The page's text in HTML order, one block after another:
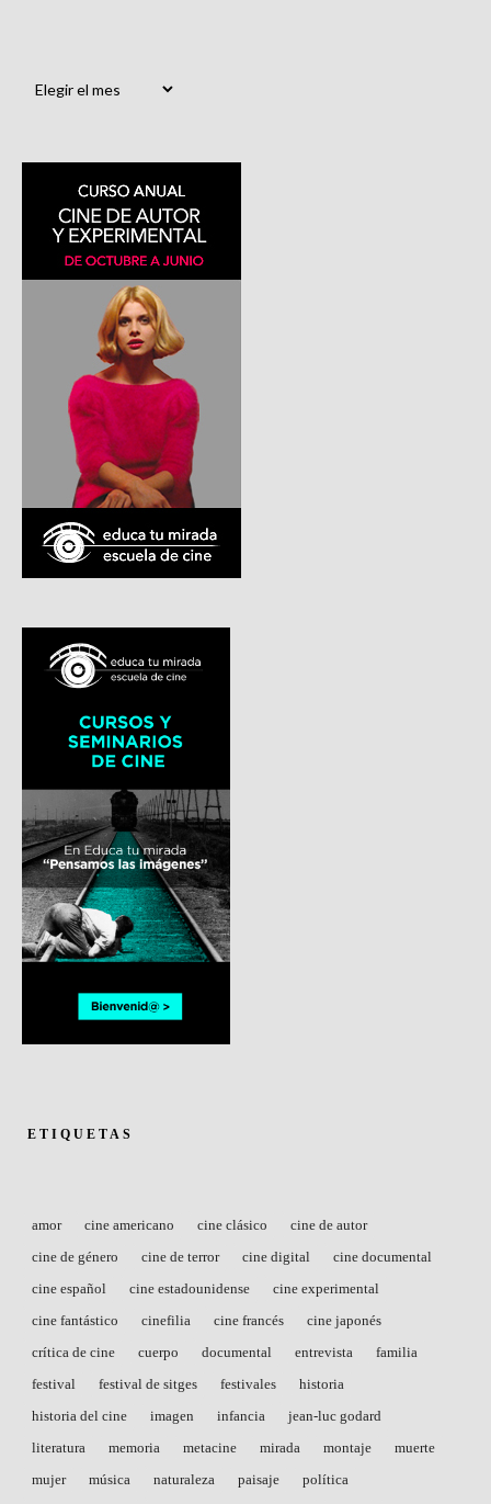
ETIQUETAS
amor cine americano cine clásico
cine de autor
cine de género
cine de terror cine digital
cine documental
cine español
cine estadounidense
cine experimental
cine fantástico
cinefilia cine francés
cine japonés
crítica de cine
cuerpo documental entrevista
familia
festival
festival de sitges festivales
historia
historia del cine
imagen infancia
jean-luc godard
literatura
memoria metacine mirada montaje
muerte
mujer
música naturaleza paisaje
política